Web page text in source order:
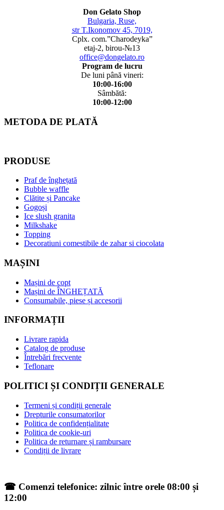
Don Gelato Shop
Bulgaria, Ruse,
str T.Ikonomov 45, 7019,
Cplx. com.”Charodeyka”
etaj-2, birou-№13
office@dongelato.ro
Program de lucru
De luni până vineri:
10:00-16:00
Sâmbătă:
10:00-12:00
METODA DE PLATĂ
PRODUSE
Praf de înghețată
Bubble waffle
Clătite și Pancake
Gogoși
Ice slush granita
Milkshake
Topping
Decoratiuni comestibile de zahar si ciocolata
MAȘINI
Mașini de copt
Mașini de ÎNGHEȚATĂ
Consumabile, piese și accesorii
INFORMAȚII
Livrare rapida
Catalog de produse
Întrebări frecvente
Teflonare
POLITICI ȘI CONDIȚII GENERALE
Termeni și condiții generale
Drepturile consumatorilor
Politica de confidențialitate
Politica de cookie-uri
Politica de returnare și rambursare
Condiții de livrare
☎ Comenzi telefonice: zilnic între orele 08:00 și
12:00